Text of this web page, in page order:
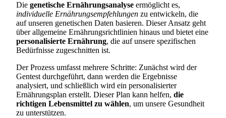
Die genetische Ernährungsanalyse ermöglicht es,
individuelle Ernährungsempfehlungen zu entwickeln, die
auf unseren genetischen Daten basieren. Dieser Ansatz geht
über allgemeine Ernährungsrichtlinien hinaus und bietet eine
personalisierte Ernährung, die auf unsere spezifischen
Bedürfnisse zugeschnitten ist.
Der Prozess umfasst mehrere Schritte: Zunächst wird der
Gentest durchgeführt, dann werden die Ergebnisse
analysiert, und schließlich wird ein personalisierter
Ernährungsplan erstellt. Dieser Plan kann helfen, die
richtigen Lebensmittel zu wählen, um unsere Gesundheit
zu unterstützen.